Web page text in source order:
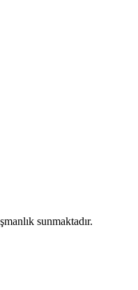
sunmaktadır.